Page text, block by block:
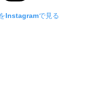
Instagramで見る